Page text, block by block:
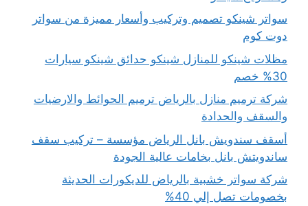
سواتر شينكو تصميم وتركيب وأسعار مميزة من سواتر
دوت كوم
مظلات شينكو للمنازل شينكو حدائق شينكو سيارات
30% خصم
شركة ترميم منازل بالرياض ترميم الحوائط والارضيات
والسقف والحدادة
أسقف سندويش بانل الرياض مؤسسة – تركيب سقف
ساندويتش بانل بخامات عالية الجودة
شركة سواتر خشبية بالرياض للديكورات الحديثة
بخصومات تصل إلي 40%